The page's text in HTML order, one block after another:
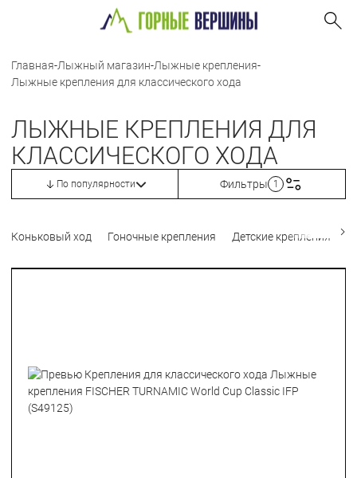
Главная-Лыжный магазин-Лыжные крепления-
Лыжные крепления для классического хода
ЛЫЖНЫЕ КРЕПЛЕНИЯ ДЛЯ
КЛАССИЧЕСКОГО ХОДА
По популярности Фильтры 1
Коньковый ход Гоночные крепления Детские крепления